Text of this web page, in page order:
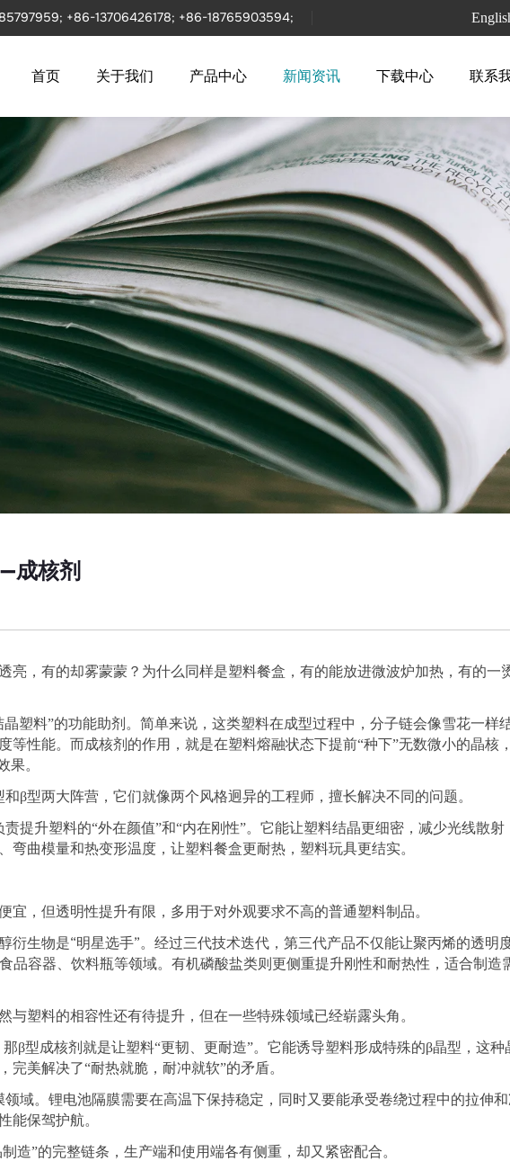
+86-13706426178; +86-18765903594;
首页 关于我们 产品中心 新闻资讯 下载中心 联系
成核剂
亮，有的却雾蒙蒙？为什么同样是塑料餐盒，有的能放进微波炉加热，有的一
晶塑料”的功能助剂。简单来说，这类塑料在成型过程中，分子链会像雪花一样
等性能。而成核剂的作用，就是在塑料熔融状态下提前“种下”无数微小的晶核
果。
和β型两大阵营，它们就像两个风格迥异的工程师，擅长解决不同的问题。
责提升塑料的“外在颜值”和“内在刚性”。它能让塑料结晶更细密，减少光线散
弯曲模量和热变形温度，让塑料餐盒更耐热，塑料玩具更结实。
宜，但透明性提升有限，多用于对外观要求不高的普通塑料制品。
衍生物是“明星选手”。经过三代技术迭代，第三代产品不仅能让聚丙烯的透明
品容器、饮料瓶等领域。有机磷酸盐类则更侧重提升刚性和耐热性，适合制造
与塑料的相容性还有待提升，但在一些特殊领域已经崭露头角。
那β型成核剂就是让塑料“更韧、更耐造”。它能诱导塑料形成特殊的β晶型，这种
完美解决了“耐热就脆，耐冲就软”的矛盾。
域。锂电池隔膜需要在高温下保持稳定，同时又要能承受卷绕过程中的拉伸和
能保驾护航。
制造”的完整链条，生产端和使用端各有侧重，却又紧密配合。